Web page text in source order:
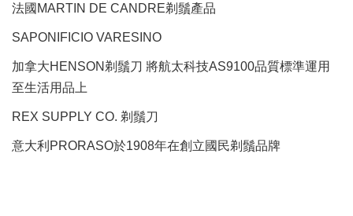
法國MARTIN DE CANDRE剃鬚產品
SAPONIFICIO VARESINO
加拿大HENSON剃鬚刀 將航太科技AS9100品質標準運用
至生活用品上
REX SUPPLY CO. 剃鬚刀
意大利PRORASO於1908年在創立國民剃鬚品牌